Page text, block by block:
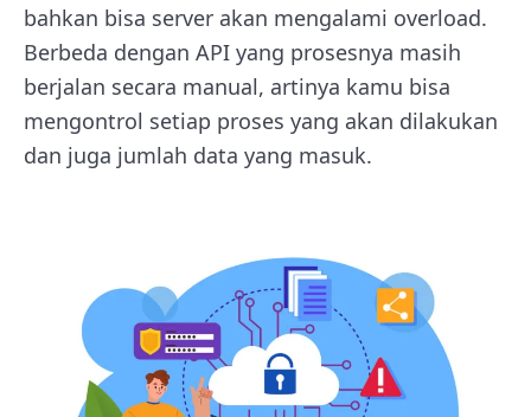
bahkan bisa server akan mengalami overload.
Berbeda dengan API yang prosesnya masih
berjalan secara manual, artinya kamu bisa
mengontrol setiap proses yang akan dilakukan
dan juga jumlah data yang masuk.